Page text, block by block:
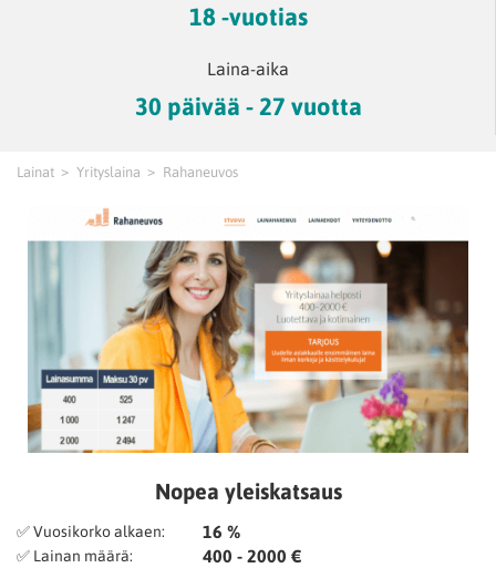
18 -vuotias
Laina-aika
30 päivää - 27 vuotta
Lainat Yrityslaina Rahaneuvos
Nopea yleiskatsaus
✅ Vuosikorko alkaen: 16 %
✅ Lainan määrä: 400 - 2000 €